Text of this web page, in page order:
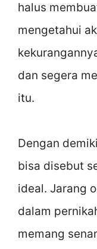
halus
mengetahui
dan segera
itu.
Dengan
bisa disebut
ideal. Jarang
dalam
memang